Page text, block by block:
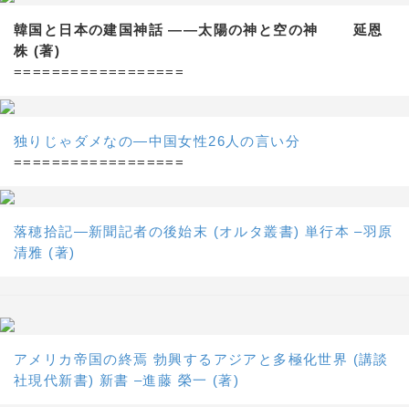
韓国と日本の建国神話 ——太陽の神と空の神 延恩
株 (著)
==================
独りじゃダメなの―中国女性26人の言い分
==================
落穂拾記―新聞記者の後始末 (オルタ叢書) 単行本 –羽原
清雅 (著)
アメリカ帝国の終焉 勃興するアジアと多極化世界 (講談
社現代新書) 新書 –進藤 榮一 (著)